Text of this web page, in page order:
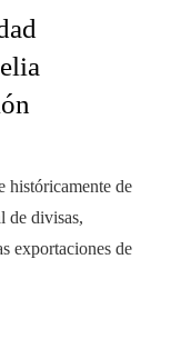
históricamente de
de divisas,
exportaciones de